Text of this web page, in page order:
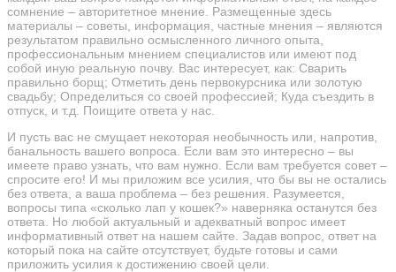
сомнение – авторитетное мнение. Размещенные здесь
материалы – советы, информация, частные мнения – являются
результатом правильно осмысленного личного опыта,
профессиональным мнением специалистов или имеют под
собой иную реальную почву. Вас интересует, как: Сварить
правильно борщ; Отметить день первокурсника или золотую
свадьбу; Определиться со своей профессией; Куда съездить в
отпуск, и т.д. Поищите ответа у нас.
И пусть вас не смущает некоторая необычность или, напротив,
банальность вашего вопроса. Если вам это интересно – вы
имеете право узнать, что вам нужно. Если вам требуется совет –
спросите его! И мы приложим все усилия, что бы вы не остались
без ответа, а ваша проблема – без решения. Разумеется,
вопросы типа «сколько лап у кошек?» наверняка останутся без
ответа. Но любой актуальный и адекватный вопрос имеет
информативный ответ на нашем сайте. Задав вопрос, ответ на
который пока на сайте отсутствует, будьте готовы и сами
приложить усилия к достижению своей цели.